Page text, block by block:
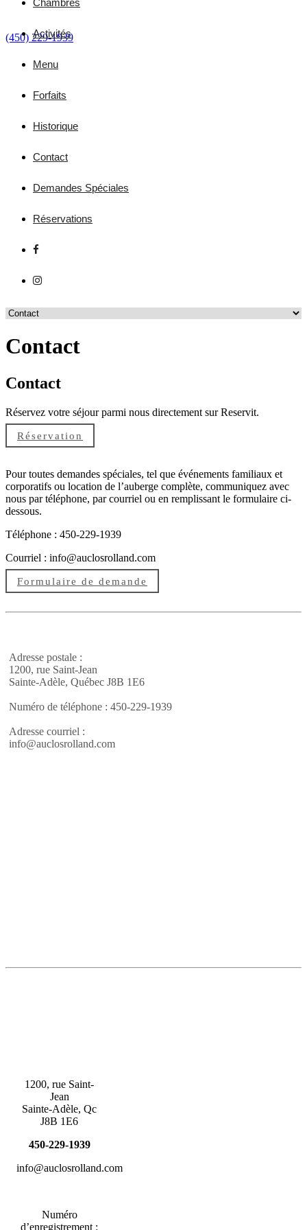
(450) 229-1939
Chambres
Activités
Menu
Forfaits
Historique
Contact
Demandes Spéciales
Réservations
Contact
Contact
Réservez votre séjour parmi nous directement surReservit.
Réservation
Pour toutes demandes spéciales, tel que événements familiaux et
corporatifs ou location de l’auberge complète, communiquez avec
nous par téléphone, par courriel ou en remplissant le formulaire ci-
dessous.
Téléphone : 450-229-1939
Courriel : info@auclosrolland.com
Formulaire de demande
Adresse postale :
1200, rue Saint-Jean
Sainte-Adèle, Québec J8B 1E6
Numéro de téléphone : 450-229-1939
Adresse courriel :
info@auclosrolland.com
1200, rue Saint-
Jean
Sainte-Adèle, Qc
J8B 1E6
450-229-1939
info@auclosrolland.com
Numéro
d’enregistrement :